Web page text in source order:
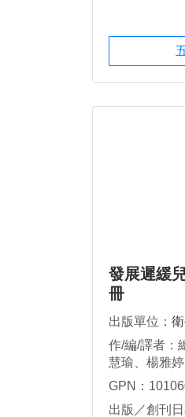
發展遲緩
冊
出版單位：
作/編/譯者：
慧瑜、楊雅婷
GPN：
出版／創刊